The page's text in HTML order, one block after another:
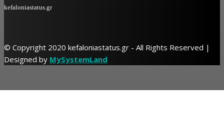
kefaloniastatus.gr
© Copyright 2020 kefaloniastatus.gr - All Rights Reserved |
Designed by MySystemLand